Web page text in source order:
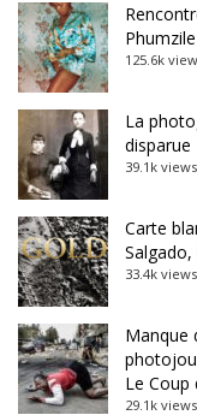
125.6k
La
disparue
39.1k views
Carte
Salgado,
33.4k views
Manque
Le Coup
29.1k views